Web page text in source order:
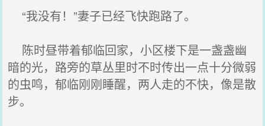
“我没有！”妻子已经飞快跑路了。
陈时昼带着郁临回家，小区楼下是一盏盏幽
暗的光，路旁的草丛里时不时传出一点十分微弱
的虫鸣，郁临刚刚睡醒，两人走的不快，像是散
步。